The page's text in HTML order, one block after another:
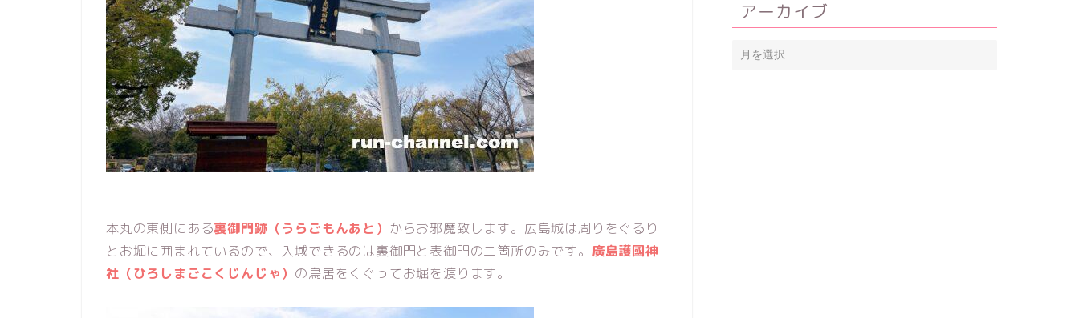
本丸の東側にある裏御門跡（うらごもんあと） からお邪魔致します。広島城は周りをぐるり
とお堀に囲まれているので、入城できるのは裏御門と表御門の二箇所のみです。 廣島護國神
社（ひろしまごこくじんじゃ） の鳥居をくぐってお堀を渡ります。
アーカイブ